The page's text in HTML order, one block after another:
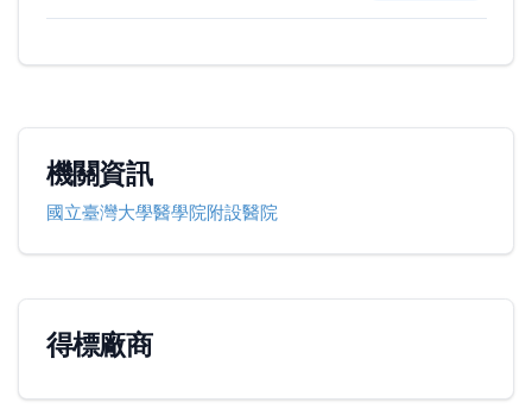
機關資訊
國立臺灣大學醫學院附設醫院
得標廠商